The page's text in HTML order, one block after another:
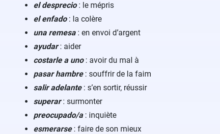
el desprecio: le mépris
el enfado : la colère
una remesa: en envoi d’argent
ayudar: aider
costarle a uno: avoir du mal à
pasar hambre: souffrir de la faim
salir adelante : s’en sortir, réussir
superar : surmonter
preocupado/a: inquiète
esmerarse : faire de son mieux